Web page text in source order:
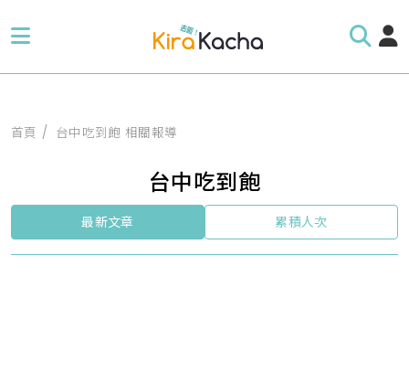
首頁 台中吃到飽 相關報導
台中吃到飽
最新文章 累積人次